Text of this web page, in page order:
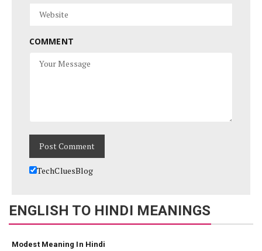
COMMENT
TechCluesBlog
ENGLISH TO HINDI MEANINGS
Modest Meaning In Hindi